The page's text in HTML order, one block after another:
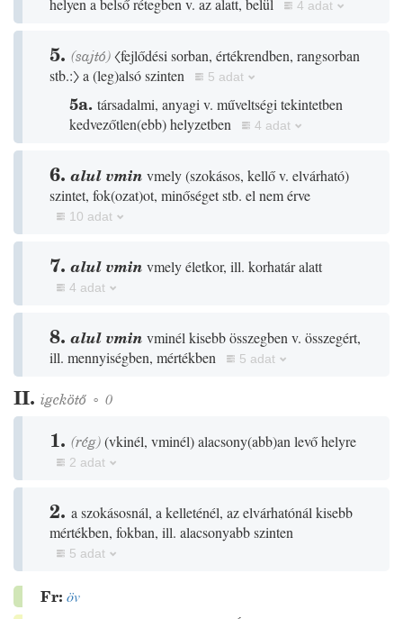
helyen a belső rétegben v. az alatt, belül
4 adat
5. (sajtó)〈fejlődési sorban, értékrendben, rangsorban
stb.:〉a (leg)alsó szinten 5 adat
5a. társadalmi, anyagi v. műveltségi tekintetben
kedvezőtlen(ebb)helyzetben 4 adat
6.alul vmin vmely(szokásos, kellő v. elvárható)
szintet, fok(ozat)ot, minőséget stb. el nem érve
10 adat
7.alul vmin vmely életkor, ill. korhatár alatt
4 adat
8.alul vmin vminél kisebb összegben v. összegért,
ill. mennyiségben, mértékben
5 adat
II. igekötő ◦ 0
1. (rég)(vkinél, vminél)alacsony(abb)an levő helyre
2 adat
2. a szokásosnál, a kelleténél, az elvárhatónál kisebb
mértékben, fokban, ill. alacsonyabb szinten
5 adat
Fr: öv